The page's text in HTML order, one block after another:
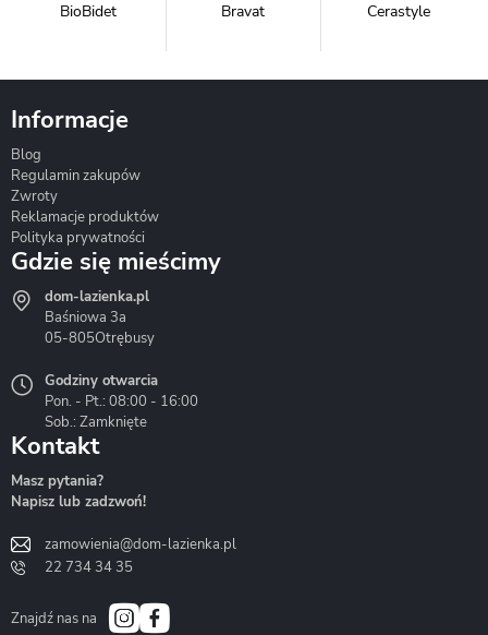
BioBidet Bravat Cerastyle
Hydrostop
Liveno
Bath&Spa
Informacje
Blog
Regulamin zakupów
Zwroty
Reklamacje produktów
Polityka prywatności
Gdzie się mieścimy
dom-lazienka.pl
Baśniowa 3a
05-805Otrębusy
Godziny otwarcia
Pon. - Pt.: 08:00 - 16:00
Sob.: Zamknięte
Kontakt
Masz pytania?
Napisz lub zadzwoń!
zamowienia@dom-lazienka.pl
22 734 34 35
Znajdź nas na